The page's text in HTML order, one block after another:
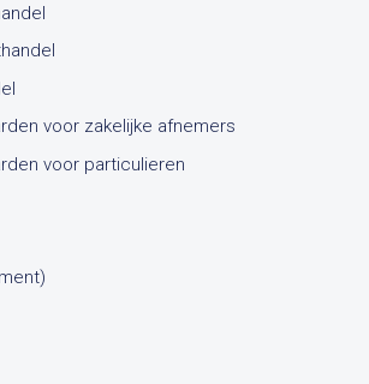
voor zakelijke afnemers
voor particulieren